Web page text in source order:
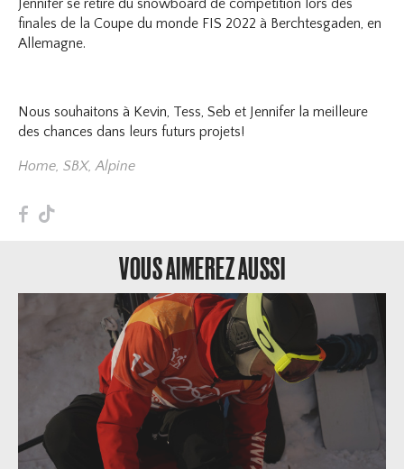
Jennifer se retire du snowboard de compétition lors des
finales de la Coupe du monde FIS 2022 à Berchtesgaden, en
Allemagne.
Nous souhaitons à Kevin, Tess, Seb et Jennifer la meilleure
des chances dans leurs futurs projets!
Home,SBX,Alpine
F T
VOUS AIMEREZ AUSSI